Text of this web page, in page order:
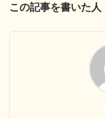
この記事を書いた人